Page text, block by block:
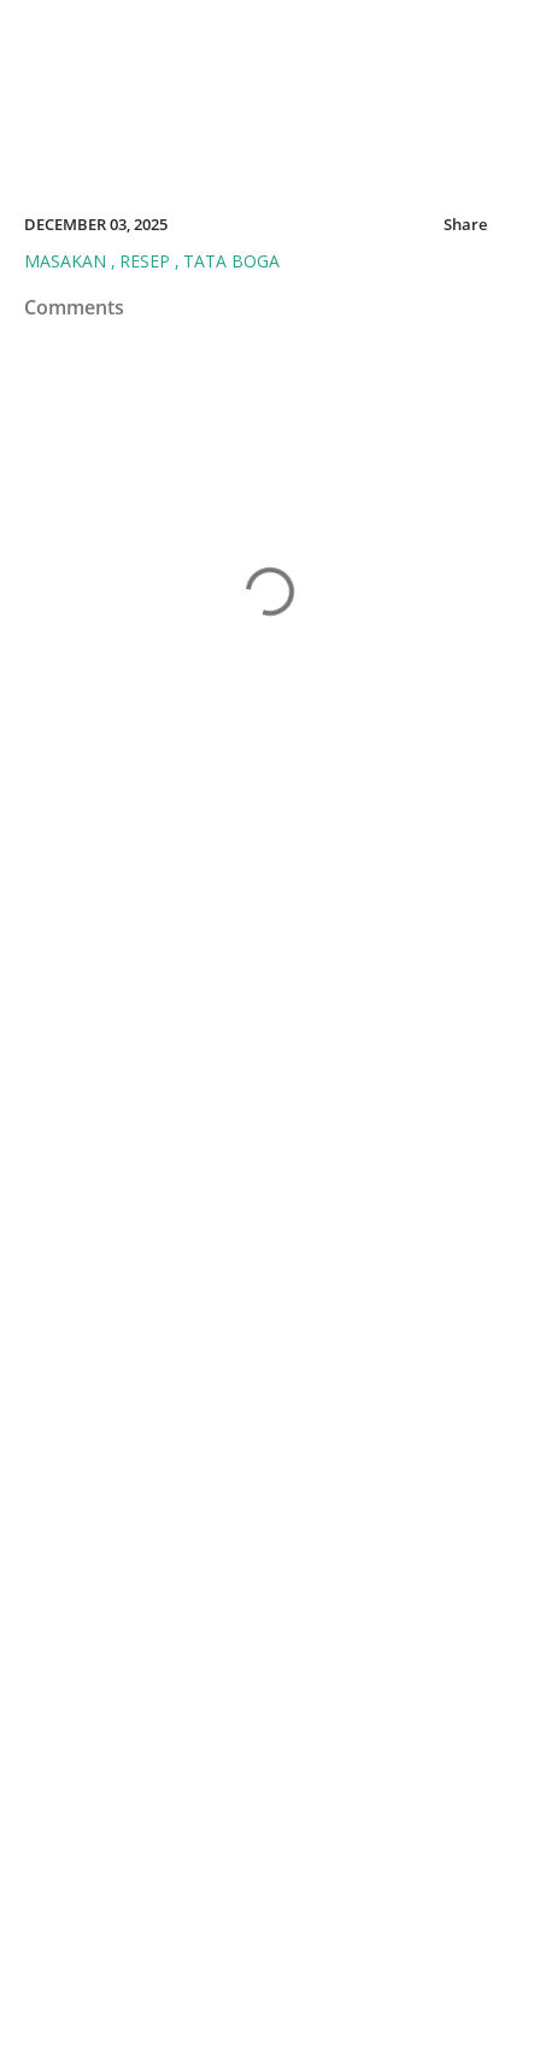
DECEMBER 03, 2025
MASAKAN RESEP TATA BOGA
Share
Comments